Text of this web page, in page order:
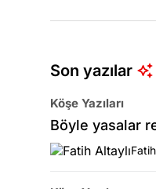
Son yazılar
Köşe Yazıları
Böyle yasalar